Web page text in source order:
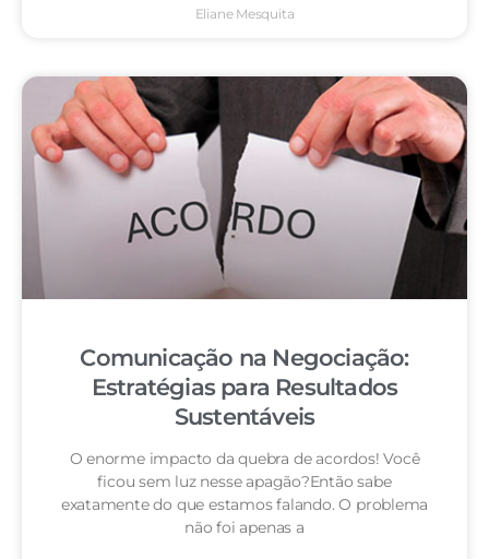
Eliane Mesquita
Comunicação na Negociação:
Estratégias para Resultados
Sustentáveis
O enorme impacto da quebra de acordos! Você
ficou sem luz nesse apagão?Então sabe
exatamente do que estamos falando. O problema
não foi apenas a